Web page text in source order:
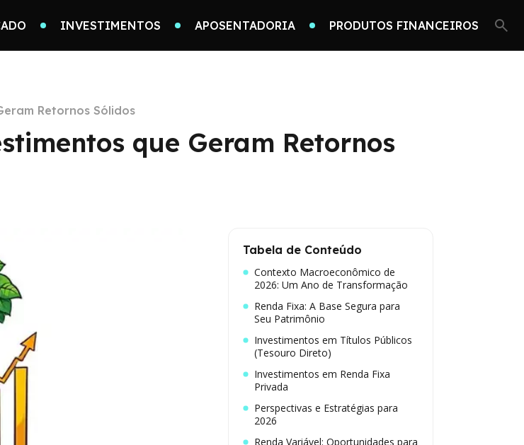
INVESTIMENTOS APOSENTADORIA PRODUTOS FINANCEIROS
Retornos Sólidos
que Geram Retornos
Tabela de Conteúdo
Contexto Macroeconômico de
2026: Um Ano de Transformação
Renda Fixa: A Base Segura para
Seu Patrimônio
Investimentos em Títulos Públicos
(Tesouro Direto)
Investimentos em Renda Fixa
Privada
Perspectivas e Estratégias para
2026
Renda Variável: Oportunidades para